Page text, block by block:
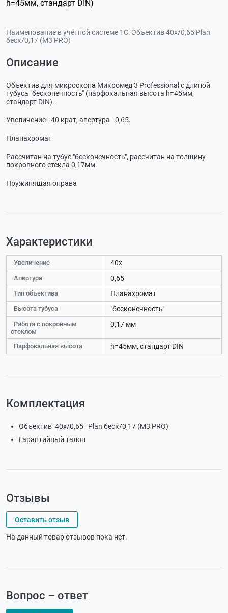
h=45мм, стандарт DIN)
Наименование в учётной системе 1С:Объектив 40х/0,65 Plan
беск/0,17 (М3 PRO)
Описание
Объектив для микроскопа Микромед 3 Professional с длиной
тубуса "бесконечность" (парфокальная высота h=45мм,
стандарт DIN).
Увеличение - 40 крат, апертура - 0,65.
Планахромат
Рассчитан на тубус "бесконечность", рассчитан на толщину
покровного стекла 0,17мм.
Пружинящая оправа
Характеристики
Увеличение 40х
Апертура 0,65
Тип объектива Планахромат
Высота тубуса "бесконечность"
Работа с покровным
стеклом
0,17 мм
Парфокальная высота h=45мм, стандарт DIN
Комплектация
Объектив 40х/0,65 Plan беск/0,17 (М3 PRO)
Гарантийный талон
Отзывы
Оставить отзыв
На данный товар отзывов пока нет.
Вопрос – ответ